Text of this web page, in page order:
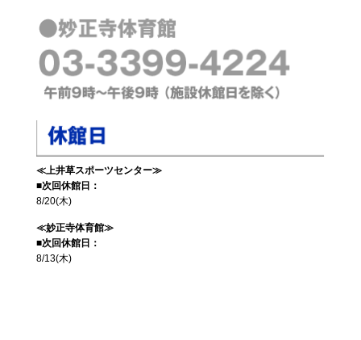
≪上井草スポーツセンター≫
■次回休館日：
8/20(木)
≪妙正寺体育館≫
■次回休館日：
8/13(木)